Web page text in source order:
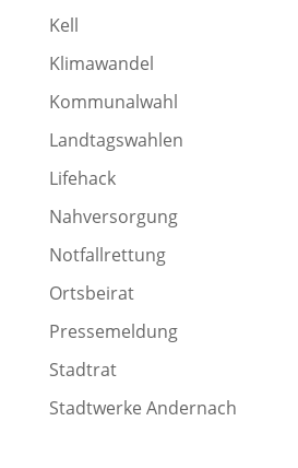
Kell
Klimawandel
Kommunalwahl
Landtagswahlen
Lifehack
Nahversorgung
Notfallrettung
Ortsbeirat
Pressemeldung
Stadtrat
Stadtwerke Andernach